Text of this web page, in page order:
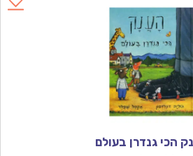
הכי גנדרן בעולם